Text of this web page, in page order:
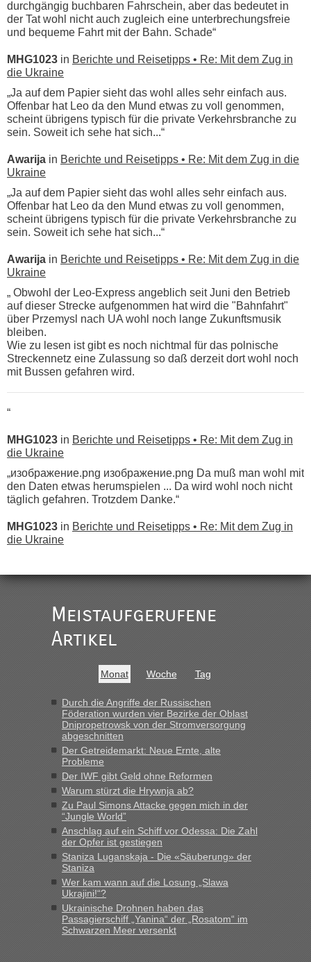
durchgängig buchbaren Fahrschein, aber das bedeutet in
der Tat wohl nicht auch zugleich eine unterbrechungsfreie
und bequeme Fahrt mit der Bahn. Schade“
MHG1023 in Berichte und Reisetipps • Re: Mit dem Zug in
die Ukraine
„Ja auf dem Papier sieht das wohl alles sehr einfach aus.
Offenbar hat Leo da den Mund etwas zu voll genommen,
scheint übrigens typisch für die private Verkehrsbranche zu
sein. Soweit ich sehe hat sich...“
Awarija in Berichte und Reisetipps • Re: Mit dem Zug in die
Ukraine
„Ja auf dem Papier sieht das wohl alles sehr einfach aus.
Offenbar hat Leo da den Mund etwas zu voll genommen,
scheint übrigens typisch für die private Verkehrsbranche zu
sein. Soweit ich sehe hat sich...“
Awarija in Berichte und Reisetipps • Re: Mit dem Zug in die
Ukraine
„ Obwohl der Leo-Express angeblich seit Juni den Betrieb
auf dieser Strecke aufgenommen hat wird die "Bahnfahrt"
über Przemysl nach UA wohl noch lange Zukunftsmusik
bleiben.
Wie zu lesen ist gibt es noch nichtmal für das polnische
Streckennetz eine Zulassung so daß derzeit dort wohl noch
mit Bussen gefahren wird.
“
MHG1023 in Berichte und Reisetipps • Re: Mit dem Zug in
die Ukraine
„изображение.png изображение.png Da muß man wohl mit
den Daten etwas herumspielen ... Da wird wohl noch nicht
täglich gefahren. Trotzdem Danke.“
MHG1023 in Berichte und Reisetipps • Re: Mit dem Zug in
die Ukraine
Ist korrekt, aber ich finde man hätte trotzdem im Text gleich
darauf hinweisen können.
War aber nicht "böse" gemeint ...
buchbar - warum auch immer ...
Hab´s versucht - bekomme aber immer angezeigt "auf dieser
Strecke fahren wir nicht"
inBerichte und Reisetipps • Re: Mit dem Zug in
die Ukraine
„Man sollte aber explizit dazu schreiben, daß es ein Zug von
LeoExpress ist - und nur auf deren Webseite kann man die
Fahrkarten kaufen. Zumindest ist es die erste Umsteigefreie
Verbindung von Deutschland...“
Recht, Visa und Dokumente • Re: Deklaration
gebrauchter Kleidung beim Zoll
„Vielen Dank, mit einem Briefchen meiner Frau im Gepäck
gab es keine Probleme“
Meistaufgerufene
Artikel
Monat Woche Tag
Durch die Angriffe der Russischen
Föderation wurden vier Bezirke der Oblast
Dnipropetrowsk von der Stromversorgung
abgeschnitten
Der Getreidemarkt: Neue Ernte, alte
Probleme
Der IWF gibt Geld ohne Reformen
Warum stürzt die Hrywnja ab?
Zu Paul Simons Attacke gegen mich in der
“Jungle World”
Anschlag auf ein Schiff vor Odessa: Die Zahl
der Opfer ist gestiegen
Staniza Luganskaja - Die «Säuberung» der
Staniza
Wer kam wann auf die Losung „Slawa
Ukrajini!“?
Ukrainische Drohnen haben das
Passagierschiff „Yanina“ der „Rosatom“ im
Schwarzen Meer versenkt